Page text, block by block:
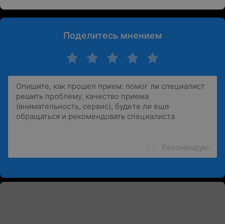
Поделитесь мнением
Рекомендую